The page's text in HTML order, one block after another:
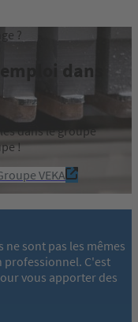
?
dans
dans le groupe
!
VEKA
ne sont pas les mêmes
professionnel. C'est
vous apporter des